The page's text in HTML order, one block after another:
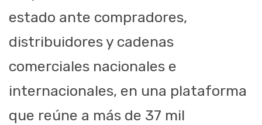
estado ante compradores,
distribuidores y cadenas
comerciales nacionales e
internacionales, en una plataforma
que reúne a más de 37 mil